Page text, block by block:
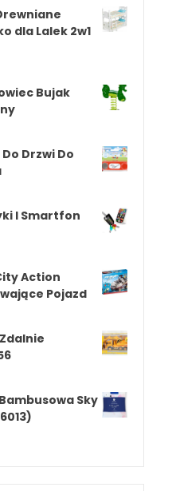
dla Lalek 2w1
Bujak
Drzwi Do
I Smartfon
Action
Pojazd
Sky